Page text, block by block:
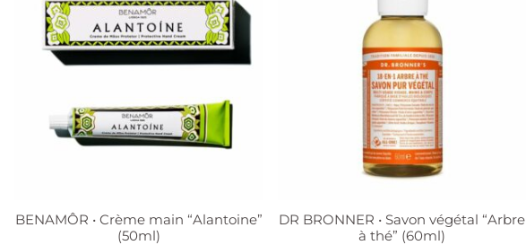
BENAMÔR • Crème main “Alantoine”
(50ml)
DR BRONNER • Savon végétal “Arbre
à thé” (60ml)